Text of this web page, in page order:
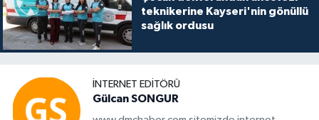
teknikerine Kayseri'nin gönüllü
sağlık ordusu
İNTERNET EDITÖRÜ
Gülcan SONGUR